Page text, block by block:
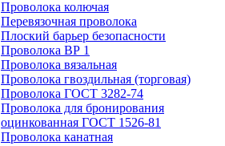
Проволока колючая
Перевязочная проволока
Плоский барьер безопасности
Проволока ВР 1
Проволока вязальная
Проволока гвоздильная (торговая)
Проволока ГОСТ 3282-74
Проволока для бронирования
оцинкованная ГОСТ 1526-81
Проволока канатная